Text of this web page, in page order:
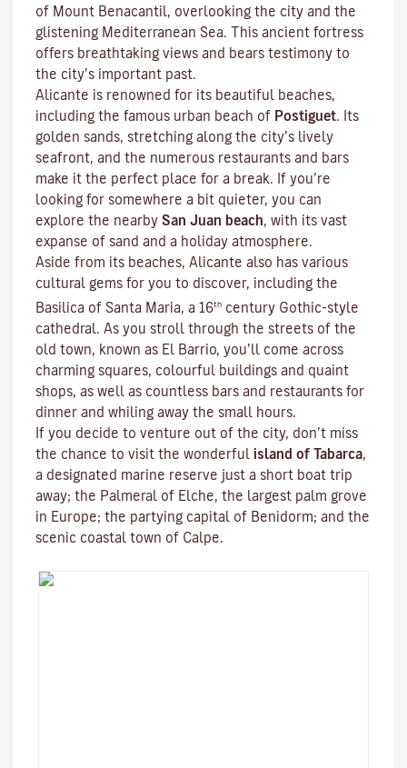
of Mount Benacantil, overlooking the city and the
glistening Mediterranean Sea. This ancient fortress
offers breathtaking views and bears testimony to
the city’s important past.
Alicante is renowned for its beautiful beaches,
including the famous urban beach of Postiguet. Its
golden sands, stretching along the city’s lively
seafront, and the numerous restaurants and bars
make it the perfect place for a break. If you’re
looking for somewhere a bit quieter, you can
explore the nearby San Juan beach, with its vast
expanse of sand and a holiday atmosphere.
Aside from its beaches, Alicante also has various
cultural gems for you to discover, including the
Basilica of Santa Maria, a 16th century Gothic-style
cathedral. As you stroll through the streets of the
old town, known as El Barrio, you’ll come across
charming squares, colourful buildings and quaint
shops, as well as countless bars and restaurants for
dinner and whiling away the small hours.
If you decide to venture out of the city, don’t miss
the chance to visit the wonderful island of Tabarca,
a designated marine reserve just a short boat trip
away; the Palmeral of Elche, the largest palm grove
in Europe; the partying capital of Benidorm; and the
scenic coastal town of Calpe.